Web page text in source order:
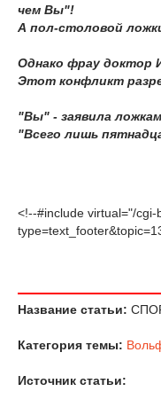
чем Вы"!
А пол-столовой
Однако фрау доктор
Этот конфликт
"Вы" - заявила
"Всего лишь
<!--#include virtual="/cgi-
Название статьи:
Категория темы:
Источник статьи: